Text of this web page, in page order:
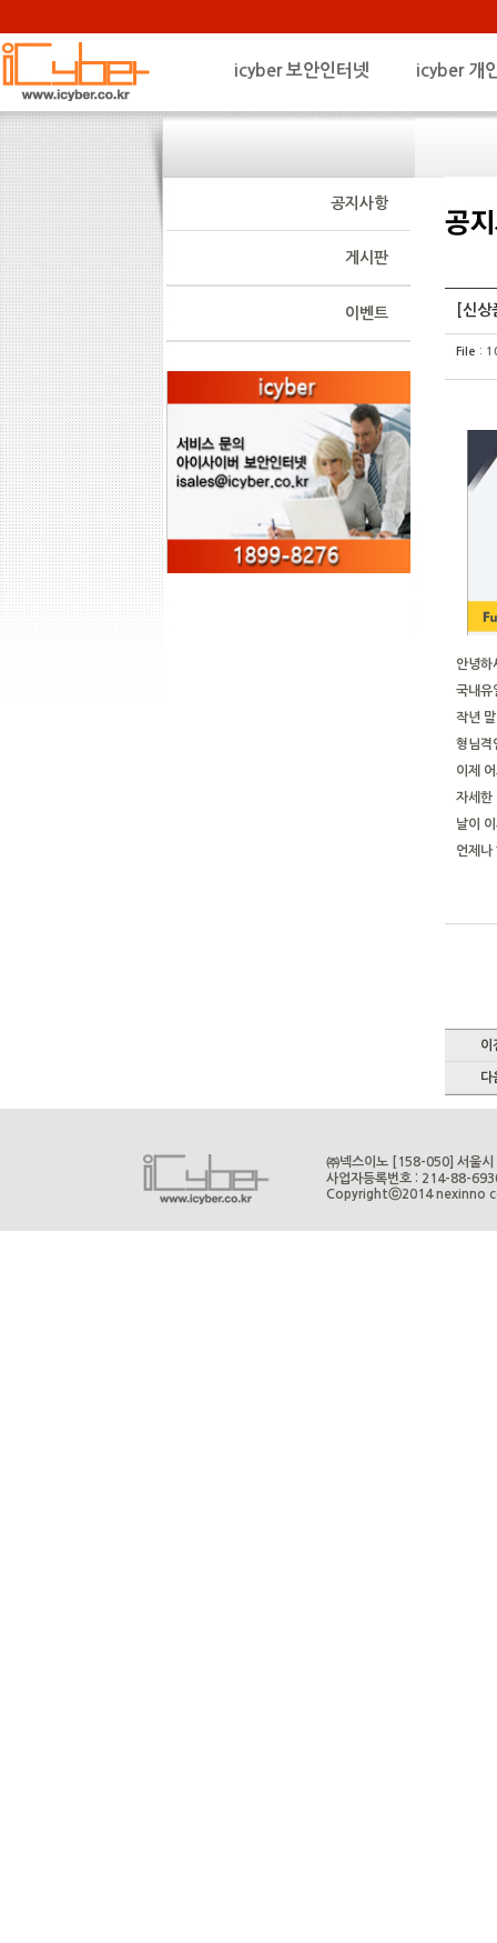
icyber 보안인터넷 icyber 개
공지사항
게시판
이벤트 [신
File :
안녕하
국내유
작년
형님격
이제
자세한
날이
언제나
이
다
㈜넥스이노 [158-050] 서울시
사업자등록번호 : 214-88-
Copyrightⓒ2014 nexinno